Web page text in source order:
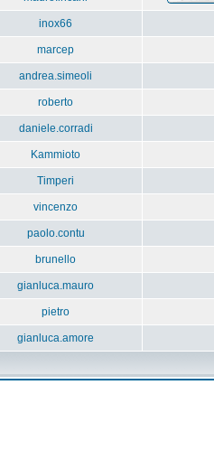
inox66
marcep
andrea.simeoli
roberto
daniele.corradi
Kammioto
Timperi
vincenzo
paolo.contu
brunello
gianluca.mauro
pietro
gianluca.amore